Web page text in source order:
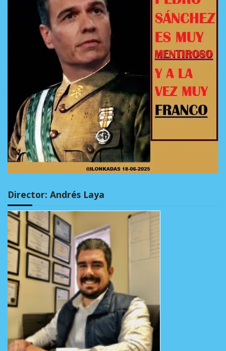
Director: Andrés Laya